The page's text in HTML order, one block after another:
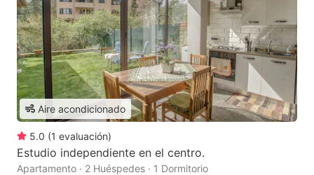
Aire acondicionado
5.0 (1 evaluación)
Estudio independiente en el centro.
Apartamento · 2 Huéspedes · 1 Dormitorio